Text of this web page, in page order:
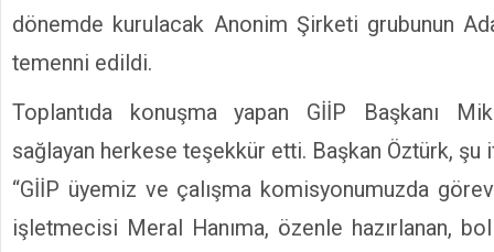
dönemde kurulacak Anonim Şirketi grubunun
temenni edildi.
Toplantıda konuşma yapan GİİP Başkanı
sağlayan herkese teşekkür etti. Başkan Öztürk, şu
“GİİP üyemiz ve çalışma komisyonumuzda
işletmecisi Meral Hanıma, özenle hazırlanan,